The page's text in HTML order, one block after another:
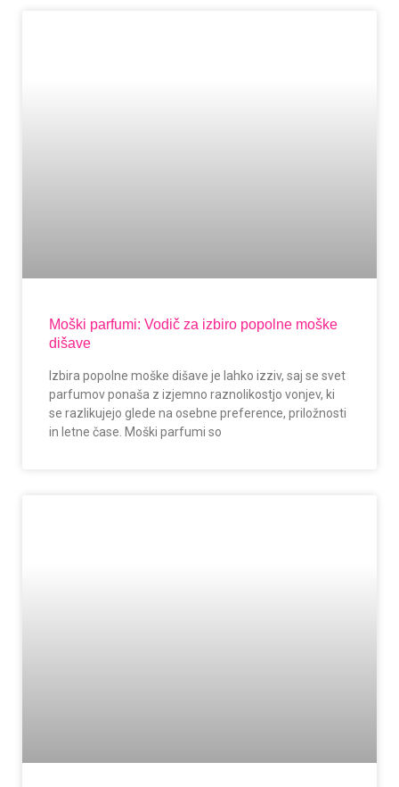
Moški parfumi: Vodič za izbiro popolne moške
dišave
Izbira popolne moške dišave je lahko izziv, saj se svet
parfumov ponaša z izjemno raznolikostjo vonjev, ki
se razlikujejo glede na osebne preference, priložnosti
in letne čase. Moški parfumi so